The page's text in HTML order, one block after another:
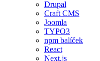
Drupal
Craft CMS
Joomla
TYPO3
npm balíček
React
Next.js